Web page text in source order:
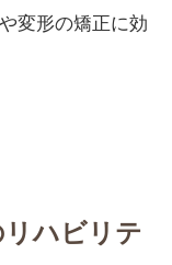
変形の矯正に効
リハビリテ